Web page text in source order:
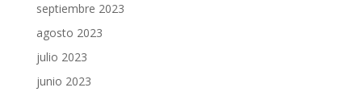
septiembre 2023
agosto 2023
julio 2023
junio 2023